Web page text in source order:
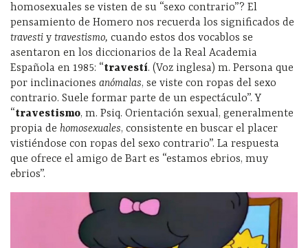
homosexuales se visten de su “sexo contrario”? El
pensamiento de Homero nos recuerda los significados de
travesti y travestismo, cuando estos dos vocablos se
asentaron en los diccionarios de la Real Academia
Española en 1985: “travestí. (Voz inglesa) m. Persona que
por inclinaciones anómalas, se viste con ropas del sexo
contrario. Suele formar parte de un espectáculo”. Y
“travestismo, m. Psiq. Orientación sexual, generalmente
propia de homosexuales, consistente en buscar el placer
vistiéndose con ropas del sexo contrario”. La respuesta
que ofrece el amigo de Bart es “estamos ebrios, muy
ebrios”.